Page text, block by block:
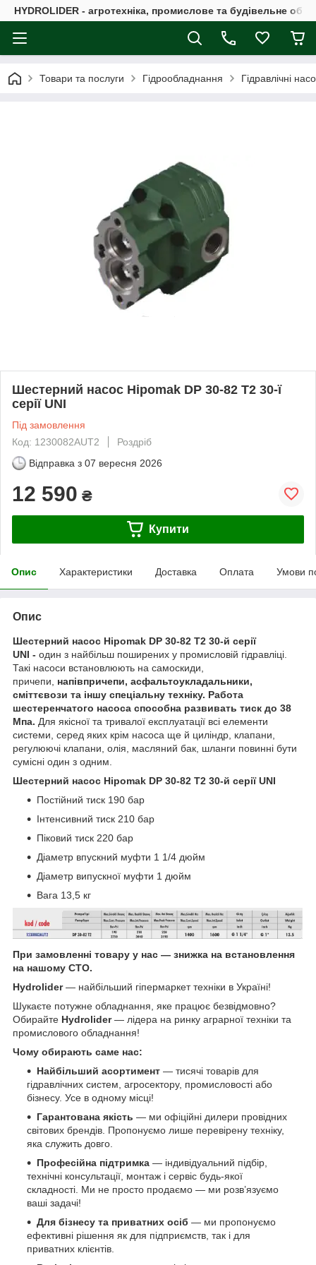
HYDROLIDER - агротехніка, промислове та будівельне
Товари та послуги Гідрообладнання Гідравлічні
Шестерний насос Hipomak DP 30-82 T2 30-ї
серії UNI
Під замовлення
Код: 1230082AUT2
Роздріб
Відправка з 07 вересня 2026
12 590 ₴
Купити
Опис Характеристики Доставка Оплата Умови
Опис
Шестерний насос Hipomak DP 30-82 T2 30-й серії
UNI - один з найбільш поширених у промисловій гідравліці.
Такі насоси встановлюють на самоскиди,
причепи, напівпричепи, асфальтоукладальники,
сміттєвози та іншу спеціальну техніку. Работа
шестеренчатого насоса способна развивать тиск до 38
Мпа. Для якісної та тривалої експлуатації всі елементи
системи, серед яких крім насоса ще й циліндр, клапани,
регулюючі клапани, олія, масляний бак, шланги повинні бути
сумісні один з одним.
Шестерний насос Hipomak DP 30-82 T2 30-й серії UNI
Постійний тиск 190 бар
Інтенсивний тиск 210 бар
Піковий тиск 220 бар
Діаметр впускний муфти 1 1/4 дюйм
Діаметр випускної муфти 1 дюйм
Вага 13,5 кг
При замовленні товару у нас ― знижка на встановлення
на нашому СТО.
Hydrolider— найбільший гіпермаркет техніки в Україні!
Шукаєте потужне обладнання, яке працює безвідмовно?
Обирайте Hydrolider— лідера на ринку аграрної техніки та
промислового обладнання!
Чому обирають саме нас:
Найбільший асортимент — тисячі товарів для
гідравлічних систем, агросектору, промисловості або
бізнесу. Усе в одному місці!
Гарантована якість — ми офіційні дилери провідних
світових брендів. Пропонуємо лише перевірену техніку,
яка служить довго.
Професійна підтримка — індивідуальний підбір,
технічні консультації, монтаж і сервіс будь-якої
складності. Ми не просто продаємо — ми розв’язуємо
ваші задачі!
Для бізнесу та приватних осіб — ми пропонуємо
ефективні рішення як для підприємств, так і для
приватних клієнтів.